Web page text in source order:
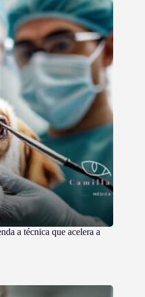
a técnica que acelera a